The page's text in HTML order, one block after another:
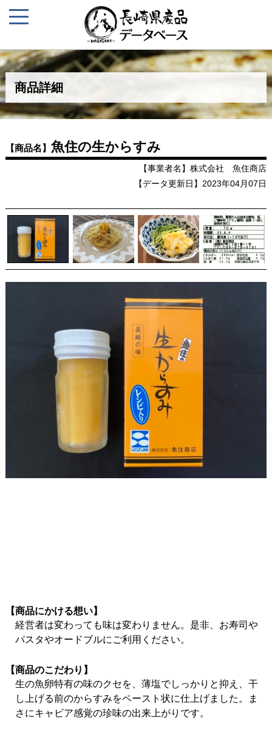
商品詳細
【商品名】 魚住の生からすみ
【事業者名】株式会社 魚住商店
【データ更新日】2023年04月07日
【商品にかける想い】
経営者は変わっても味は変わりません。是非、お寿司や
パスタやオードブルにご利用ください。
【商品のこだわり】
生の魚卵特有の味のクセを、薄塩でしっかりと抑え、干
し上げる前のからすみをペースト状に仕上げました。ま
さにキャビア感覚の珍味の出来上がりです。